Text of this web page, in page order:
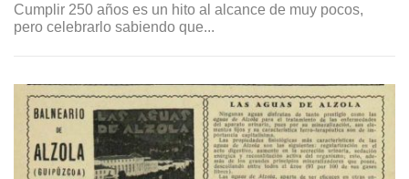
Cumplir 250 años es un hito al alcance de muy pocos,
pero celebrarlo sabiendo que...